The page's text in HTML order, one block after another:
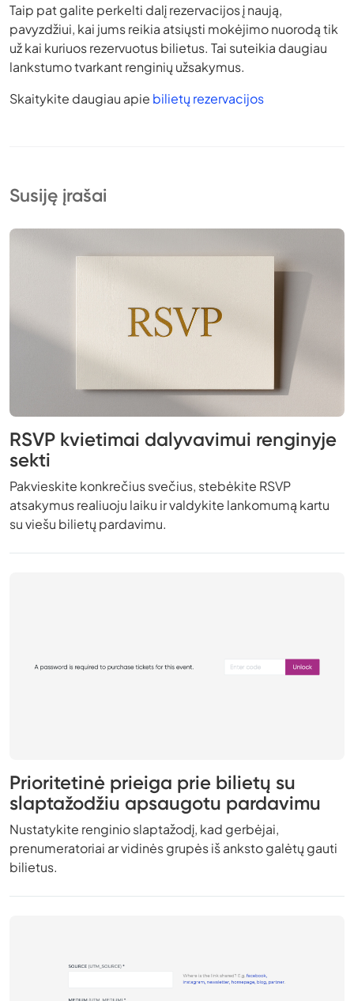
Taip pat galite perkelti dalį rezervacijos į naują,
pavyzdžiui, kai jums reikia atsiųsti mokėjimo nuorodą tik
už kai kuriuos rezervuotus bilietus. Tai suteikia daugiau
lankstumo tvarkant renginių užsakymus.
Skaitykite daugiau apie bilietų rezervacijos
Susiję įrašai
RSVP kvietimai dalyvavimui renginyje
sekti
Pakvieskite konkrečius svečius, stebėkite RSVP
atsakymus realiuoju laiku ir valdykite lankomumą kartu
su viešu bilietų pardavimu.
Prioritetinė prieiga prie bilietų su
slaptažodžiu apsaugotu pardavimu
Nustatykite renginio slaptažodį, kad gerbėjai,
prenumeratoriai ar vidinės grupės iš anksto galėtų gauti
bilietus.